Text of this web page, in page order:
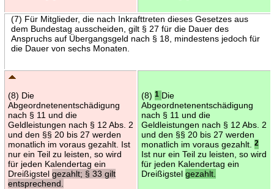
(7) Für Mitglieder, die nach Inkrafttreten dieses Gesetzes aus
dem Bundestag ausscheiden, gilt § 27 für die Dauer des
Anspruchs auf Übergangsgeld nach § 18, mindestens jedoch für
die Dauer von sechs Monaten.
(8) Die
Abgeordnetenentschädigung
nach § 11 und die
Geldleistungen nach § 12 Abs. 2
und den §§ 20 bis 27 werden
monatlich im voraus gezahlt. Ist
nur ein Teil zu leisten, so wird
für jeden Kalendertag ein
Dreißigstel gezahlt; § 33 gilt
entsprechend.
(8) 1 Die
Abgeordnetenentschädigung
nach § 11 und die
Geldleistungen nach § 12 Abs. 2
und den §§ 20 bis 27 werden
monatlich im voraus gezahlt.
2
Ist nur ein Teil zu leisten, so wird
für jeden Kalendertag ein
Dreißigstel gezahlt.